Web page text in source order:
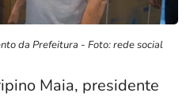
da Prefeitura - Foto: rede social
Maia, presidente